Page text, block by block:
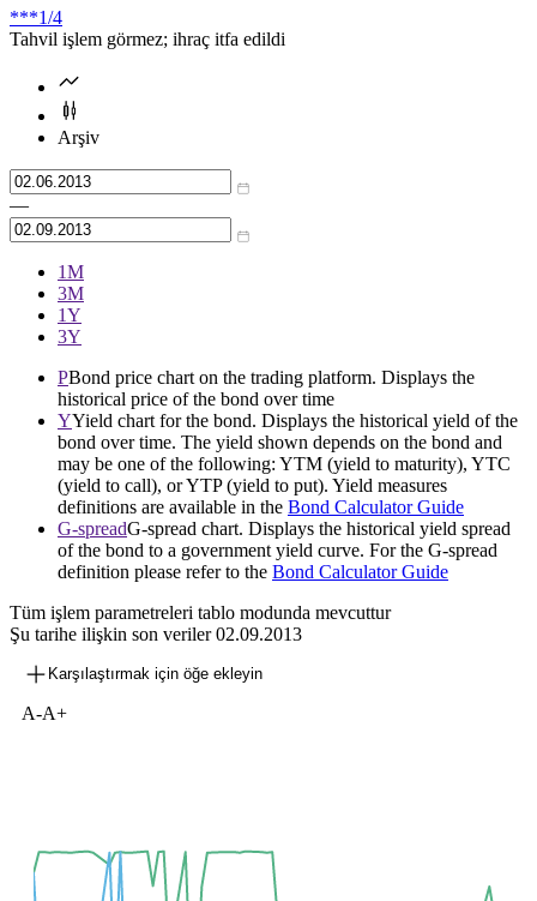
***1/4
Tahvil işlem görmez; ihraç itfa edildi
Arşiv
—
1М
3М
1Y
3Y
PBond price chart on the trading platform. Displays the
historical price of the bond over time
YYield chart for the bond. Displays the historical yield of the
bond over time. The yield shown depends on the bond and
may be one of the following: YTM (yield to maturity), YTC
(yield to call), or YTP (yield to put). Yield measures
definitions are available in the Bond Calculator Guide
G-spreadG-spread chart. Displays the historical yield spread
of the bond to a government yield curve. For the G-spread
definition please refer to the Bond Calculator Guide
Tüm işlem parametreleri tablo modunda mevcuttur
Şu tarihe ilişkin son veriler02.09.2013
Karşılaştırmak için öğe ekleyin